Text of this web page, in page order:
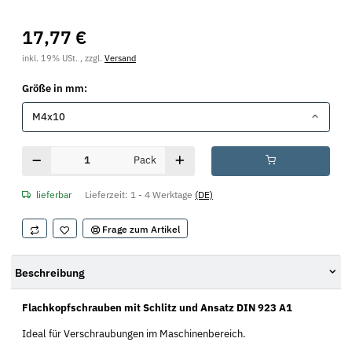
17,77 €
inkl. 19% USt. , zzgl. Versand
Größe in mm:
M4x10
Pack
lieferbar Lieferzeit: 1 - 4 Werktage (DE)
Frage zum Artikel
Beschreibung
Flachkopfschrauben mit Schlitz und Ansatz DIN 923 A1
Ideal für Verschraubungen im Maschinenbereich.